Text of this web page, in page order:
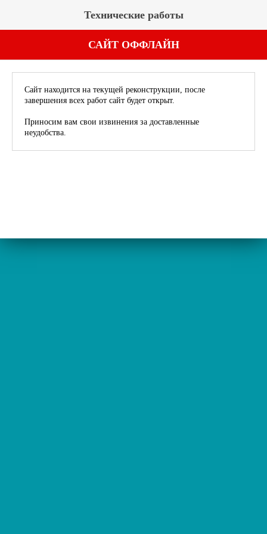
Технические работы
САЙТ ОФФЛАЙН
Сайт находится на текущей реконструкции, после
завершения всех работ сайт будет открыт.
Приносим вам свои извинения за доставленные
неудобства.